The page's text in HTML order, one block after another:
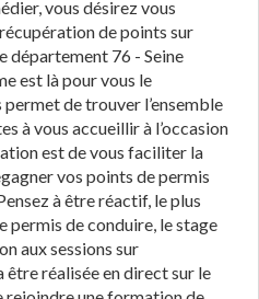
vous désirez vous
de points sur
département 76 - Seine
est là pour vous le
de trouver l’ensemble
à vous accueillir à l’occasion
est de vous faciliter la
vos points de permis
à être réactif, le plus
permis de conduire, le stage
aux sessions sur
réalisée en direct sur le